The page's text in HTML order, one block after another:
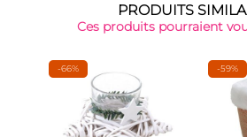
PRODUITS
Ces produits pourraient
-66% -59%